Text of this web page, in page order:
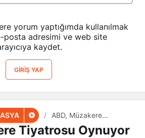
yorum yaptığımda kullanılmak
posta adresimi ve web site
kaydet.
GIRIŞ YAP
ABD, Müzakere
Tiyatrosu Oynuyor
Tiyatrosu Oynuyor